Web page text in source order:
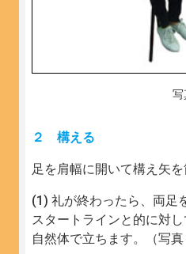
写
２ 構える
足を肩幅に開いて構え矢
礼が終わったら、両足
スタートラインと的に対
自然体で立ちます。（写真